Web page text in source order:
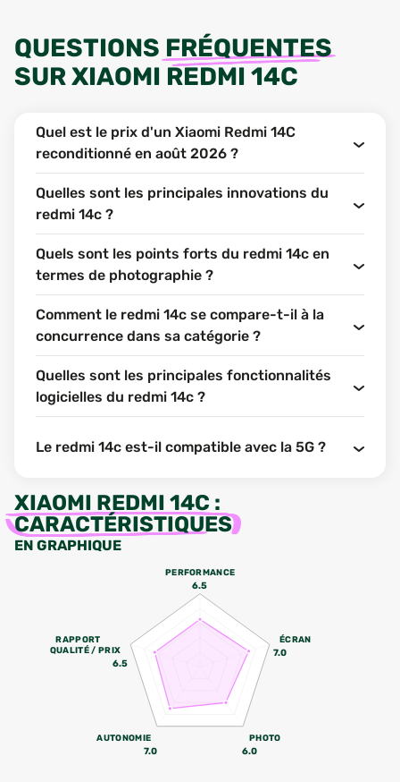
QUESTIONS FRÉQUENTES
SURXIAOMI REDMI 14C
Quel est le prix d'un Xiaomi Redmi 14C
reconditionné en août 2026 ?
Quelles sont les principales innovations du
redmi 14c ?
Quels sont les points forts du redmi 14c en
termes de photographie ?
Comment le redmi 14c se compare-t-il à la
concurrence dans sa catégorie ?
Quelles sont les principales fonctionnalités
logicielles du redmi 14c ?
Le redmi 14c est-il compatible avec la 5G ?
XIAOMI REDMI 14C :
CARACTÉRISTIQUES
EN GRAPHIQUE
PERFORMANCE
6.5
ÉCRAN
7.0
PHOTO
6.0
AUTONOMIE
7.0
RAPPORT
QUALITÉ / PRIX
6.5